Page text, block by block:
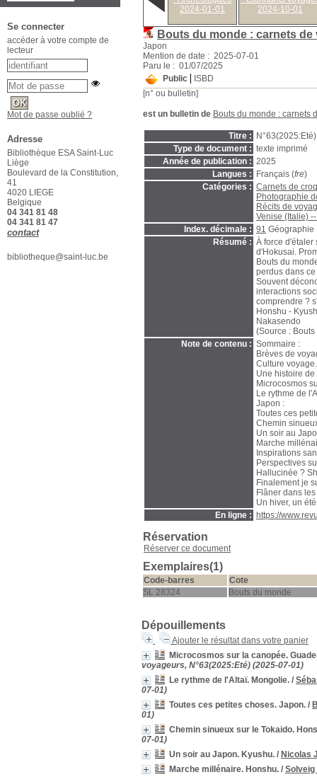
2024-01-01
2024-10-01
Bouts du monde : carnets de
Japon
Mention de date : 2025-07-01
Paru le : 01/07/2025
Public
ISBD
[n° ou bulletin]
est un bulletin de Bouts du monde : carnets
Titre :
Type de document : texte imprimé
Année de publication : 2025
Langues :
Français (fre)
Catégories : Carnets de
Photographie
Récits de
Venise (Italie)
Index. décimale : 91 Géographie
Résumé : À force d'étaler
d'Hokusai.
Bouts du
perdus dans
Souvent
interactions
comprendre ?
Honshu -
Nakasendo
(Source :
Note de contenu : Sommaire :
Brèves de
Culture voyage.
Une histoire de
Microcosmos
Le rythme de
Japon :
Toutes ces
Chemin
Un soir au
Marche
Inspirations
Perspectives
Hallucinée ?
Finalement je
Flâner dans
Un hiver, un
En ligne :
https://
Réservation
Réserver ce document
Exemplaires(1)
Code-barres
Cote
SL 28324
Bouts du monde
Dépouillements
Ajouter le résultat dans votre panier
Microcosmos sur la canopée.
voyageurs, N°63(2025:Eté) (2025-07-01)
Le rythme de l'Altaï. Mongolie. /
07-01)
Toutes ces petites choses. Japon. /
01)
Chemin sinueux sur le Tokaido.
07-01)
Un soir au Japon. Kyushu. / Nicolas
Marche millénaire. Honshu. /
Se connecter
accéder à votre compte de
lecteur
Mot de passe oublié ?
Adresse
Bibliothèque ESA Saint-Luc
Liège
Boulevard de la Constitution,
41
4020 LIEGE
Belgique
04 341 81 48
04 341 81 47
contact
bibliotheque@saint-luc.be